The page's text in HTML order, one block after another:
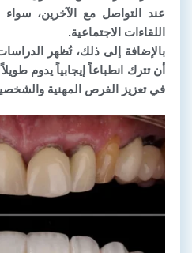
عند التواصل مع الآخرين،
اللقاءات الاجتماعية.
بالإضافة إلى ذلك، تُظهر
أن تترك انطباعاً إيجابياً يدوم
في تعزيز الفرص المهنية